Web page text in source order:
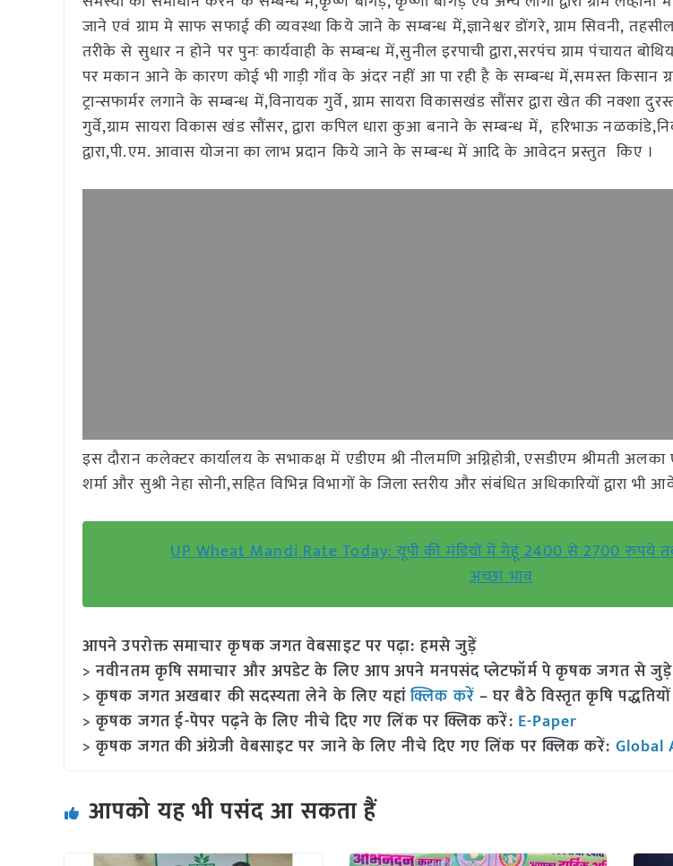
जाने एवं ग्राम मे साफ सफाई की व्यवस्था किये जाने के सम्बन्ध में,ज्ञानेश्वर डोंगरे, ग्राम सिवनी, तहसील
तरीके से सुधार न होने पर पुनः कार्यवाही के सम्बन्ध में,सुनील इरपाची द्वारा,सरपंच ग्राम पंचायत
पर मकान आने के कारण कोई भी गाड़ी गाँव के अंदर नहीं आ पा रही है के सम्बन्ध में,समस्त किसान
ट्रान्सफार्मर लगाने के सम्बन्ध में,विनायक गुर्वे, ग्राम सायरा विकासखंड सौंसर द्वारा खेत की नक्शा
गुर्वे,ग्राम सायरा विकास खंड सौंसर, द्वारा कपिल धारा कुआ बनाने के सम्बन्ध में, हरिभाऊ
द्वारा,पी.एम. आवास योजना का लाभ प्रदान किये जाने के सम्बन्ध में आदि के आवेदन प्रस्तुत किए ।
इस दौरान कलेक्टर कार्यालय के सभाकक्ष में एडीएम श्री नीलमणि अग्निहोत्री, एसडीएम श्रीमती
शर्मा और सुश्री नेहा सोनी,सहित विभिन्न विभागों के जिला स्तरीय और संबंधित अधिकारियों द्वारा
UP Wheat Mandi Rate Today: यूपी की मंडियों में गेहूं 2400 से 2700 रुपये
अच्छा भाव
आपने उपरोक्त समाचार कृषक जगत वेबसाइट पर पढ़ा: हमसे जुड़ें
> नवीनतम कृषि समाचार और अपडेट के लिए आप अपने मनपसंद प्लेटफॉर्म पे कृषक जगत से
> कृषक जगत अखबार की सदस्यता लेने के लिए यहांक्लिक करें – घर बैठे विस्तृत कृषि
> कृषक जगत ई-पेपर पढ़ने के लिए नीचे दिए गए लिंक पर क्लिक करें: E-Paper
> कृषक जगत की अंग्रेजी वेबसाइट पर जाने के लिए नीचे दिए गए लिंक पर क्लिक करें: Global
आपको यह भी पसंद आ सकता हैं